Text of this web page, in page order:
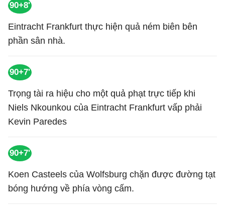
90+8'
Eintracht Frankfurt thực hiện quả ném biên bên
phần sân nhà.
90+7'
Trọng tài ra hiệu cho một quả phạt trực tiếp khi
Niels Nkounkou của Eintracht Frankfurt vấp phải
Kevin Paredes
90+7'
Koen Casteels của Wolfsburg chặn được đường tạt
bóng hướng về phía vòng cấm.